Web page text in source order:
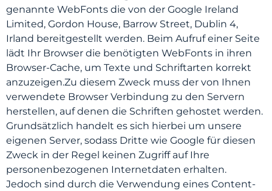
genannte WebFonts die von der Google Ireland
Limited, Gordon House, Barrow Street, Dublin 4,
Irland bereitgestellt werden. Beim Aufruf einer Seite
lädt Ihr Browser die benötigten WebFonts in ihren
Browser-Cache, um Texte und Schriftarten korrekt
anzuzeigen.Zu diesem Zweck muss der von Ihnen
verwendete Browser Verbindung zu den Servern
herstellen, auf denen die Schriften gehostet werden.
Grundsätzlich handelt es sich hierbei um unsere
eigenen Server, sodass Dritte wie Google für diesen
Zweck in der Regel keinen Zugriff auf Ihre
personenbezogenen Internetdaten erhalten.
Jedoch sind durch die Verwendung eines Content-